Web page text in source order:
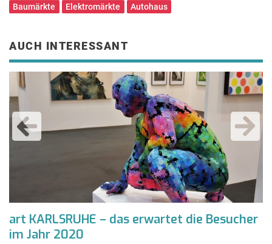
Baumärkte
Elektromärkte Autohaus
AUCH INTERESSANT
art KARLSRUHE – das erwartet die Besucher
im Jahr 2020